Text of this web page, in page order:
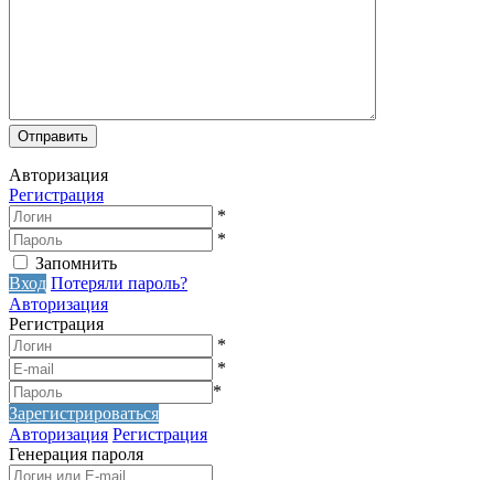
Авторизация
Регистрация
*
*
Запомнить
Вход Потеряли пароль?
Авторизация
Регистрация
*
*
*
Зарегистрироваться
Авторизация Регистрация
Генерация пароля